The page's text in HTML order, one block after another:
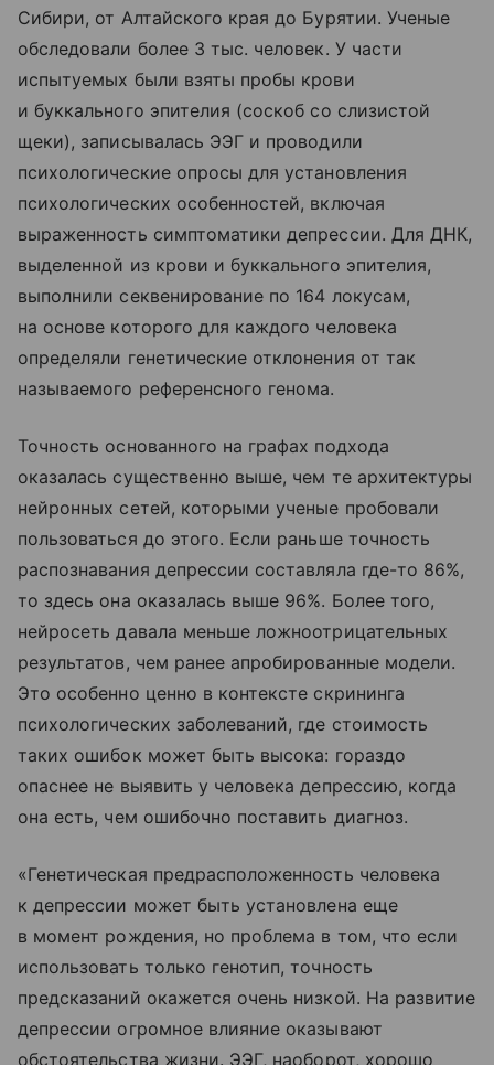
Сибири, от Алтайского края до Бурятии. Ученые
обследовали более 3 тыс. человек. У части
испытуемых были взяты пробы крови
и буккального эпителия (соскоб со слизистой
щеки), записывалась ЭЭГ и проводили
психологические опросы для установления
психологических особенностей, включая
выраженность симптоматики депрессии. Для ДНК,
выделенной из крови и буккального эпителия,
выполнили секвенирование по 164 локусам,
на основе которого для каждого человека
определяли генетические отклонения от так
называемого референсного генома.
Точность основанного на графах подхода
оказалась существенно выше, чем те архитектуры
нейронных сетей, которыми ученые пробовали
пользоваться до этого. Если раньше точность
распознавания депрессии составляла где-то 86%,
то здесь она оказалась выше 96%. Более того,
нейросеть давала меньше ложноотрицательных
результатов, чем ранее апробированные модели.
Это особенно ценно в контексте скрининга
психологических заболеваний, где стоимость
таких ошибок может быть высока: гораздо
опаснее не выявить у человека депрессию, когда
она есть, чем ошибочно поставить диагноз.
«Генетическая предрасположенность человека
к депрессии может быть установлена еще
в момент рождения, но проблема в том, что если
использовать только генотип, точность
предсказаний окажется очень низкой. На развитие
депрессии огромное влияние оказывают
обстоятельства жизни. ЭЭГ, наоборот, хорошо